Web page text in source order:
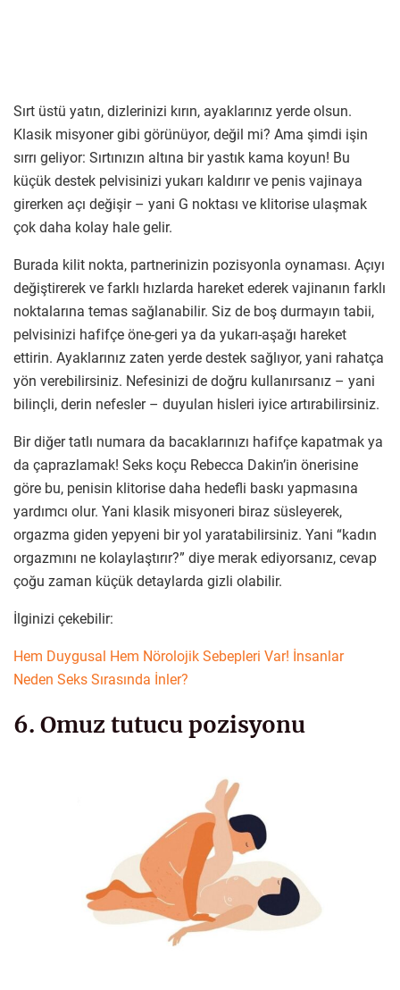
Sırt üstü yatın, dizlerinizi kırın, ayaklarınız yerde olsun.
Klasik misyoner gibi görünüyor, değil mi? Ama şimdi işin
sırrı geliyor: Sırtınızın altına bir yastık kama koyun! Bu
küçük destek pelvisinizi yukarı kaldırır ve penis vajinaya
girerken açı değişir – yani G noktası ve klitorise ulaşmak
çok daha kolay hale gelir.
Burada kilit nokta, partnerinizin pozisyonla oynaması. Açıyı
değiştirerek ve farklı hızlarda hareket ederek vajinanın farklı
noktalarına temas sağlanabilir. Siz de boş durmayın tabii,
pelvisinizi hafifçe öne-geri ya da yukarı-aşağı hareket
ettirin. Ayaklarınız zaten yerde destek sağlıyor, yani rahatça
yön verebilirsiniz. Nefesinizi de doğru kullanırsanız – yani
bilinçli, derin nefesler – duyulan hisleri iyice artırabilirsiniz.
Bir diğer tatlı numara da bacaklarınızı hafifçe kapatmak ya
da çaprazlamak! Seks koçu Rebecca Dakin’in önerisine
göre bu, penisin klitorise daha hedefli baskı yapmasına
yardımcı olur. Yani klasik misyoneri biraz süsleyerek,
orgazma giden yepyeni bir yol yaratabilirsiniz. Yani “kadın
orgazmını ne kolaylaştırır?” diye merak ediyorsanız, cevap
çoğu zaman küçük detaylarda gizli olabilir.
İlginizi çekebilir:
Hem Duygusal Hem Nörolojik Sebepleri Var! İnsanlar
Neden Seks Sırasında İnler?
6. Omuz tutucu pozisyonu